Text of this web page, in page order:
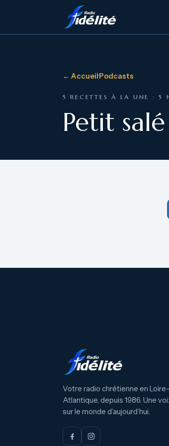
← Accueil·Podcasts
5 RECETTES À LA UNE · 5
Petit
Votre radio chrétienne en Loire-
Atlantique, depuis 1986. Une
sur le monde d’aujourd’hui.